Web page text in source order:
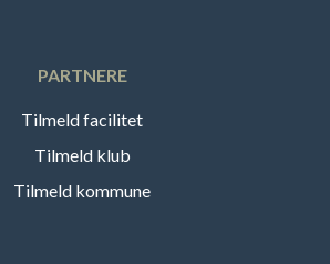
PARTNERE
Tilmeld facilitet
Tilmeld klub
Tilmeld kommune